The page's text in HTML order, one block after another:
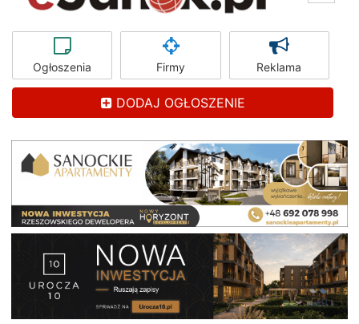
Ogłoszenia Firmy Reklama
DODAJ OGŁOSZENIE